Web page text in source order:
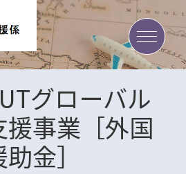
toggle
グローバル
事業［外国
金］